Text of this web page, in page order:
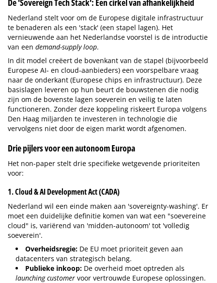
Nederland stelt voor om de Europese digitale infrastructuur
te benaderen als een 'stack' (een stapel lagen). Het
vernieuwende aan het Nederlandse voorstel is de introductie
van een demand-supply loop.
In dit model creëert de bovenkant van de stapel (bijvoorbeeld
Europese AI- en cloud-aanbieders) een voorspelbare vraag
naar de onderkant (Europese chips en infrastructuur). Deze
basislagen leveren op hun beurt de bouwstenen die nodig
zijn om de bovenste lagen soeverein en veilig te laten
functioneren. Zonder deze koppeling riskeert Europa volgens
Den Haag miljarden te investeren in technologie die
vervolgens niet door de eigen markt wordt afgenomen.
Drie pijlers voor een autonoom Europa
Het non-paper stelt drie specifieke wetgevende prioriteiten
voor:
1. Cloud & AI Development Act (CADA)
Nederland wil een einde maken aan 'sovereignty-washing'. Er
moet een duidelijke definitie komen van wat een "soevereine
cloud" is, variërend van 'midden-autonoom' tot 'volledig
soeverein'.
Overheidsregie: De EU moet prioriteit geven aan
datacenters van strategisch belang.
Publieke inkoop: De overheid moet optreden als
launching customer voor vertrouwde Europese oplossingen.